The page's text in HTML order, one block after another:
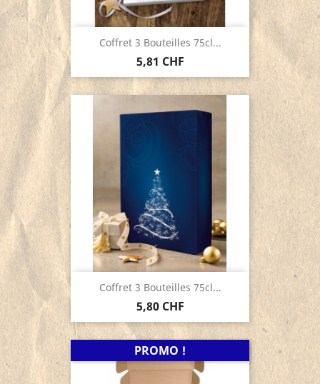
Coffret 3 Bouteilles 75cl...
5,81 CHF
Coffret 3 Bouteilles 75cl...
5,80 CHF
PROMO !